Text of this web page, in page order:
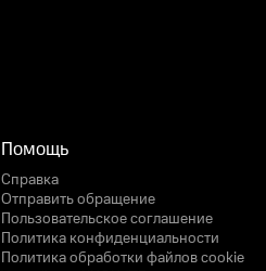
Помощь
Справка
Отправить обращение
Пользовательское соглашение
Политика конфиденциальности
Политика обработки файлов cookie